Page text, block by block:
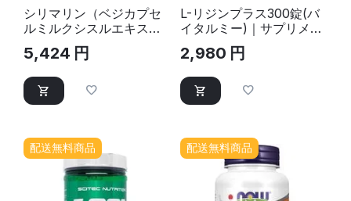
シリマリン（ベジカプセ
ルミルクシスルエキス、
ダブルストレング
ス)300mg 200ベジカプ
セル
5,424 円
L-リジンプラス300錠(バ
イタルミー)｜サプリメン
2,980 円
配送無料商品 配送無料商品